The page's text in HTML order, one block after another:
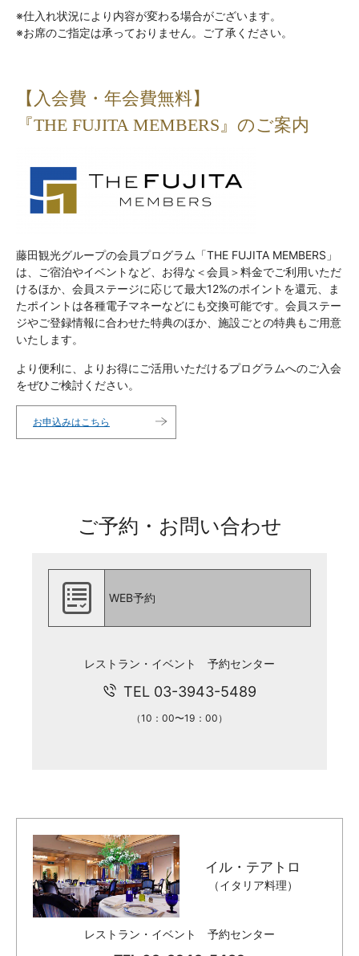
※仕入れ状況により内容が変わる場合がございます。
※お席のご指定は承っておりません。ご了承ください。
【入会費・年会費無料】
『THE FUJITA MEMBERS』のご案内
藤田観光グループの会員プログラム「THE FUJITA MEMBERS」
は、ご宿泊やイベントなど、お得な＜会員＞料金でご利用いただ
けるほか、会員ステージに応じて最大12%のポイントを還元、ま
たポイントは各種電子マネーなどにも交換可能です。会員ステー
ジやご登録情報に合わせた特典のほか、施設ごとの特典もご用意
いたします。
より便利に、よりお得にご活用いただけるプログラムへのご入会
をぜひご検討ください。
お申込みはこちら
ご予約・お問い合わせ
WEB予約
レストラン・イベント 予約センター
TEL 03-3943-5489
（10：00〜19：00）
イル・テアトロ
（イタリア料理）
レストラン・イベント 予約センター